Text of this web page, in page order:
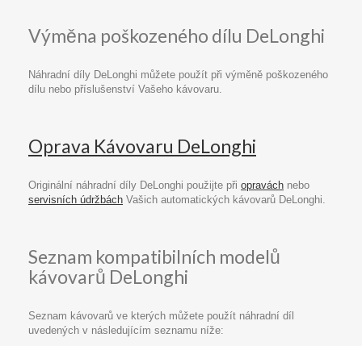
Výměna poškozeného dílu DeLonghi
Náhradní díly DeLonghi můžete použít při výměně poškozeného
dílu nebo příslušenství Vašeho kávovaru.
Oprava Kávovaru DeLonghi
Originální náhradní díly DeLonghi použijte při opravách nebo
servisních údržbách Vašich automatických kávovarů DeLonghi.
Seznam kompatibilních modelů
kávovarů DeLonghi
Seznam kávovarů ve kterých můžete použít náhradní díl
uvedených v následujícím seznamu níže: